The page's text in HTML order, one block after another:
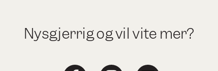
Nysgjerrig og vil vite mer?